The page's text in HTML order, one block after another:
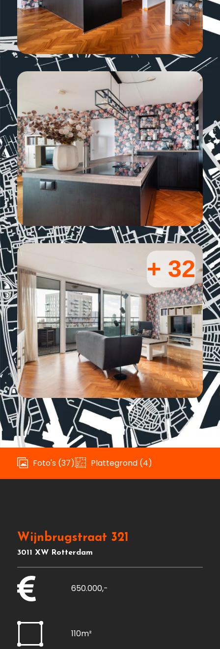
Foto's (37) Plattegrond (4)
Wijnbrugstraat 321
3011 XW Rotterdam
650.000,-
110m²